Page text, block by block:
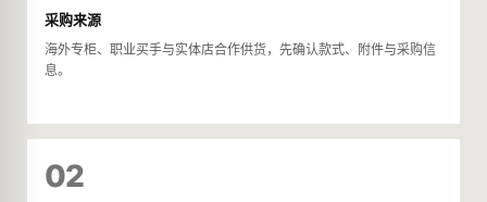
采购来源
海外专柜、职业买手与实体店合作供货，先确认款式、附件与采购信
息。
02